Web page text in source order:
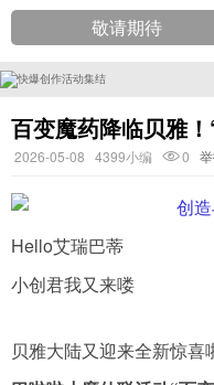
敬请期待
百变魔药降临贝雅
2026-05-08 4399小编 0
Hello艾瑞巴蒂
小创君我又来喽
贝雅大陆又迎来全新惊喜